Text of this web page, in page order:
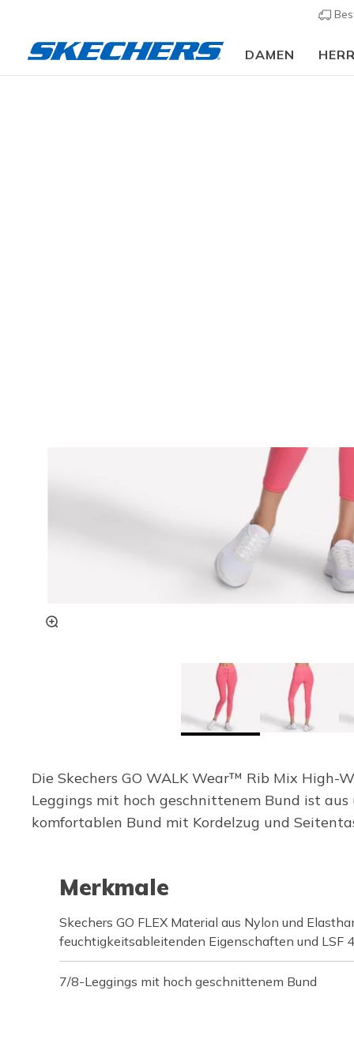
DAMEN
Die Skechers GO WALK Wear™ Rib Mix High-
Leggings mit hoch geschnittenem Bund ist
komfortablen Bund mit Kordelzug und
Merkmale
Skechers GO FLEX Material aus Nylon und
feuchtigkeitsableitenden Eigenschaften und LSF
7/8-Leggings mit hoch geschnittenem Bund